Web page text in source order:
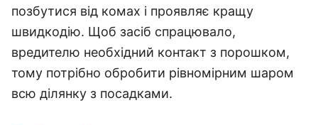
позбутися від комах і проявляє кращу
швидкодію. Щоб засіб спрацювало,
вредителю необхідний контакт з порошком,
тому потрібно обробити рівномірним шаром
всю ділянку з посадками.